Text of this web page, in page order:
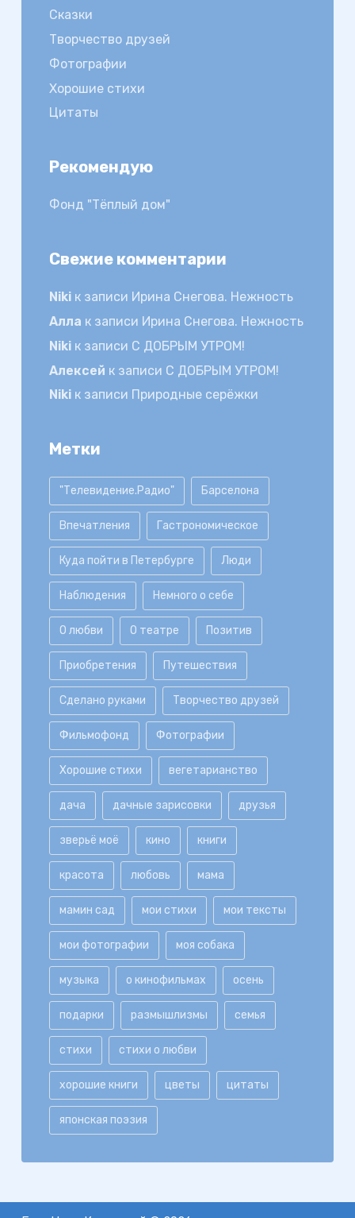
Сказки
Творчество друзей
Фотографии
Хорошие стихи
Цитаты
Рекомендую
Фонд "Тёплый дом"
Свежие комментарии
Nikiк записи Ирина Снегова. Нежность
Алла к записи Ирина Снегова. Нежность
Nikiк записи С ДОБРЫМ УТРОМ!
Алексей к записи С ДОБРЫМ УТРОМ!
Nikiк записи Природные серёжки
Метки
"Телевидение.Радио" Барселона
Впечатления Гастрономическое
Куда пойти в Петербурге Люди
Наблюдения Немного о себе
О любви О театре Позитив
Приобретения Путешествия
Сделано руками Творчество друзей
Фильмофонд Фотографии
Хорошие стихи вегетарианство
дача дачные зарисовки друзья
зверьё моё кино книги
красота любовь мама
мамин сад мои стихи мои тексты
мои фотографии моя собака
музыка о кинофильмах осень
подарки размышлизмы семья
стихи стихи о любви
хорошие книги цветы цитаты
японская поэзия